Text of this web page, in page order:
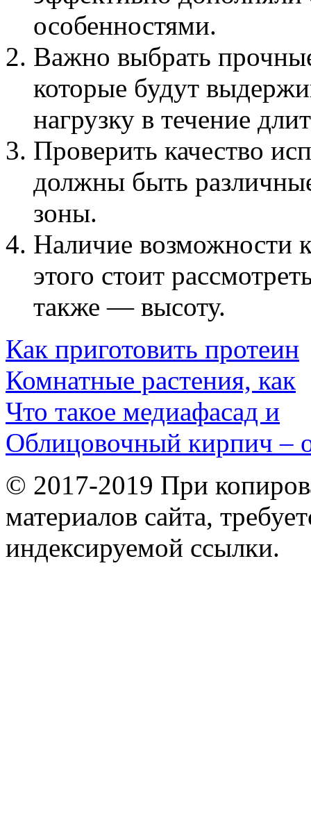
особенностями.
Важно выбрать
которые будут
нагрузку в течение
Проверить качество
должны быть
зоны.
Наличие возможности
этого стоит
также — высоту.
Как приготовить протеин
Комнатные растения, как
Что такое медиафасад и
Облицовочный кирпич –
© 2017-2019 При
материалов сайта,
индексируемой ссылки.